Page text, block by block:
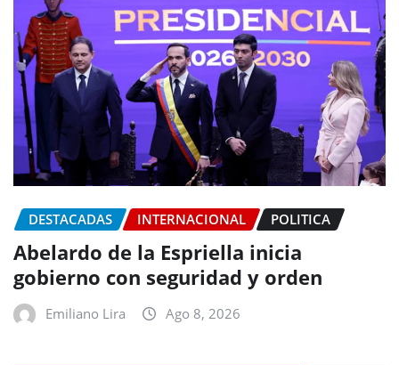
DESTACADAS INTERNACIONAL POLITICA
Abelardo de la Espriella inicia
gobierno con seguridad y orden
Emiliano Lira Ago 8, 2026